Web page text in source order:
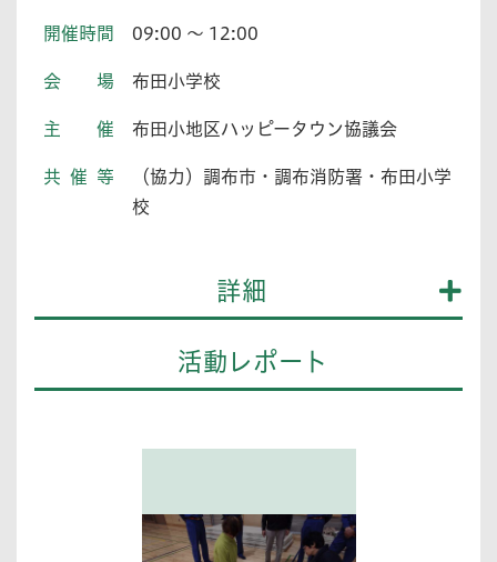
開催時間 09:00 ～ 12:00
会場 布田小学校
主催 布田小地区ハッピータウン協議会
共催等
（協力）調布市・調布消防署・布田小学
校
詳細
活動レポート